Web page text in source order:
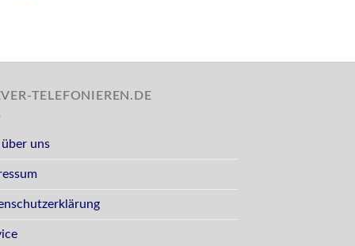
TELEFONIEREN.DE
uns